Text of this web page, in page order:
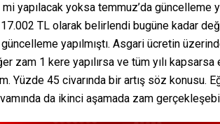
yapılacak yoksa temmuz’da güncelleme
TL olarak belirlendi bugüne kadar
güncelleme yapılmıştı. Asgari ücretin
zam 1 kere yapılırsa ve tüm yılı
Yüzde 45 civarında bir artış söz konusu.
da ikinci aşamada zam